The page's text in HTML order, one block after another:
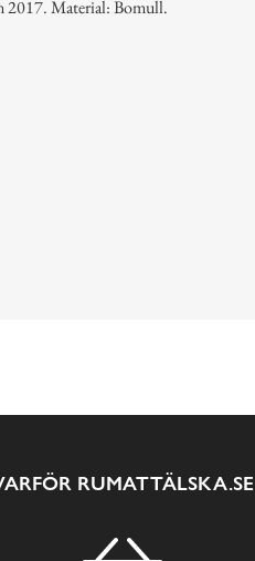
2017. Material: Bomull.
RUMATTÄLSKA.SE